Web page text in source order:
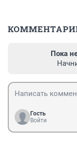
Пока
Гость
Войти